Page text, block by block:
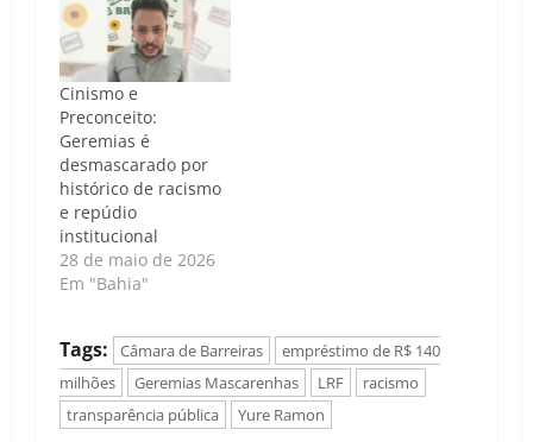
Cinismo e
Preconceito:
Geremias é
desmascarado por
histórico de racismo
e repúdio
institucional
28 de maio de 2026
Em "Bahia"
Tags: Câmara de Barreiras
empréstimo de R$ 140
milhões
Geremias Mascarenhas LRF
racismo
transparência pública
Yure Ramon